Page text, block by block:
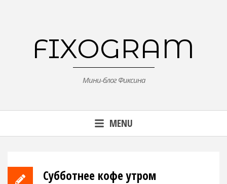
FIXOGRAM
Мини-блог Фиксина
MENU
Субботнее кофе утром